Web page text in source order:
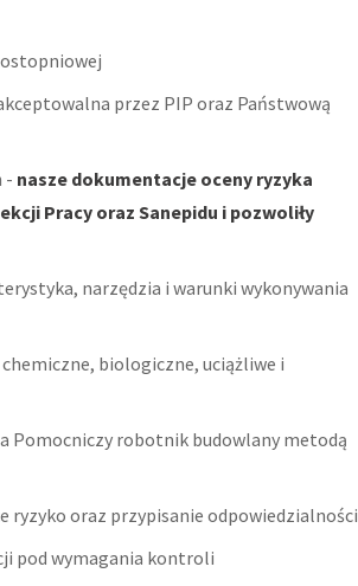
przez PIP oraz Państwową
- nasze dokumentacje oceny ryzyka
Pracy oraz Sanepidu i pozwoliły
narzędzia i warunki wykonywania
biologiczne, uciążliwe i
Pomocniczy robotnik budowlany metodą
ryzyko oraz przypisanie odpowiedzialności
pod wymagania kontroli